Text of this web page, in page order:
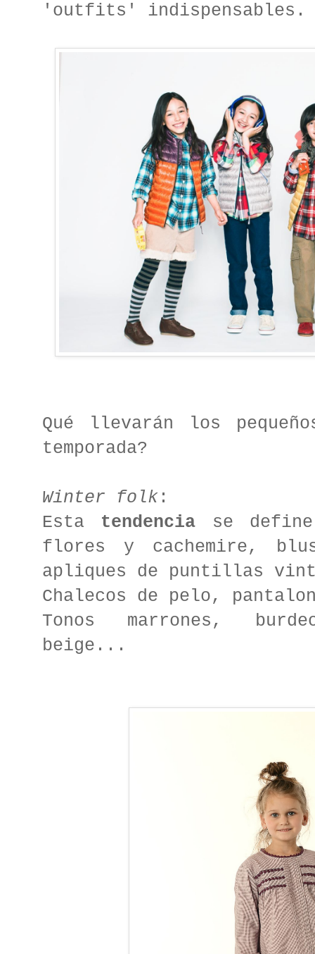
'outfits' indispensables.
Qué llevarán los
temporada?
Winter folk :
Esta tendencia se define
flores y cachemire,
apliques de puntillas
Chalecos de pelo,
Tonos marrones,
beige...